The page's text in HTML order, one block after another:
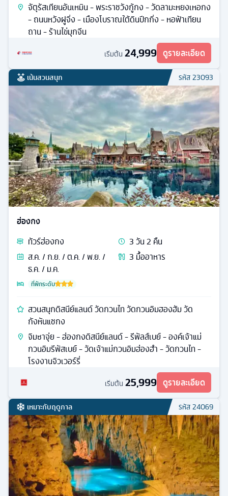
จัตุรัสเทียนอันเหมิน - พระราชวังกู้กง - วัดลามะหยงเหอกง
- ถนนหวังฝูจิ่ง - เมืองโบราณใต้ดินปีกกิ่ง - หอฟ้าเทียน
ถาน - ร้านไข่มุกจีน
เริ่มต้น 24,999 ดูรายละเอียด
เน้นสวนสนุก รหัส23093
ฮ่องกง
ทัวร์ฮ่องกง 3วัน2 คืน
ส.ค. / ก.ย. / ต.ค. / พ.ย. /
ธ.ค. / ม.ค.
3 มื้ออาหาร
ที่พักระดับ
สวนสนุกดิสนีย์แลนด์ วัดกวนไท วัดกวนอิมฮองฮัม วัด
กังหันแชกง
จิมซาจุ่ย - ฮ่องกงดิสนีย์แลนด์ - รีพัลส์เบย์ - องค์เจ้าแม่
กวนอิมรีพัสเบย์ - วัดเจ้าแม่กวนอิมฮ่องฮำ - วัดกวนไท -
โรงงานจิวเวอร์รี่
เริ่มต้น 25,999 ดูรายละเอียด
เหมาะกับฤดูกาล รหัส24069